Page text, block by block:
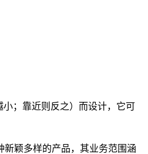
；靠近则反之）而设计，它可
新颖多样的产品，其业务范围涵